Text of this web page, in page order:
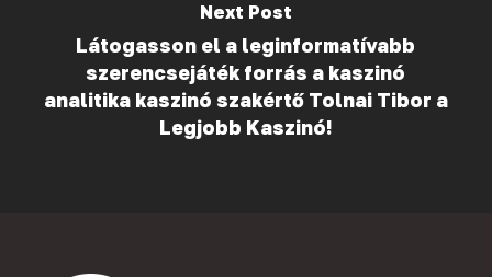
Next Post
Látogasson el a leginformatívabb
szerencsejáték forrás a kaszinó
analitika kaszinó szakértő Tolnai Tibor a
Legjobb Kaszinó!